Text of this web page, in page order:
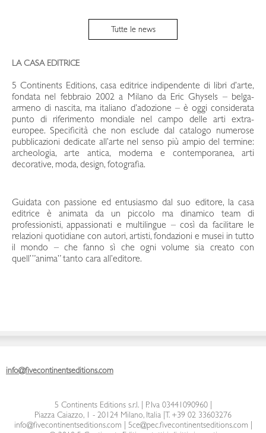
Tutte le news
LA CASA EDITRICE
5 Continents Editions, casa editrice indipendente di libri d’arte,
fondata nel febbraio 2002 a Milano da Eric Ghysels – belga-
armeno di nascita, ma italiano d’adozione – è oggi considerata
punto di riferimento mondiale nel campo delle arti extra-
europee. Specificità che non esclude dal catalogo numerose
pubblicazioni dedicate all’arte nel senso più ampio del termine:
archeologia, arte antica, moderna e contemporanea, arti
decorative, moda, design, fotografia.
Guidata con passione ed entusiasmo dal suo editore, la casa
editrice è animata da un piccolo ma dinamico team di
professionisti, appassionati e multilingue – così da facilitare le
relazioni quotidiane con autori, artisti, fondazioni e musei in tutto
il mondo – che fanno sì che ogni volume sia creato con
quell’”anima” tanto cara all’editore.
info@fivecontinentseditions.com
5 Continents Editions s.r.l.| P. Iva 03441090960 |
Piazza Caiazzo, 1 - 20124 Milano, Italia
T. +39 02 33603276
info@fivecontinentseditions.com
5ce@pec.fivecontinentseditions.com